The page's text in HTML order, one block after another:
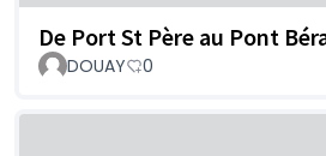
De Port St Père au Pont
DOUAY 0